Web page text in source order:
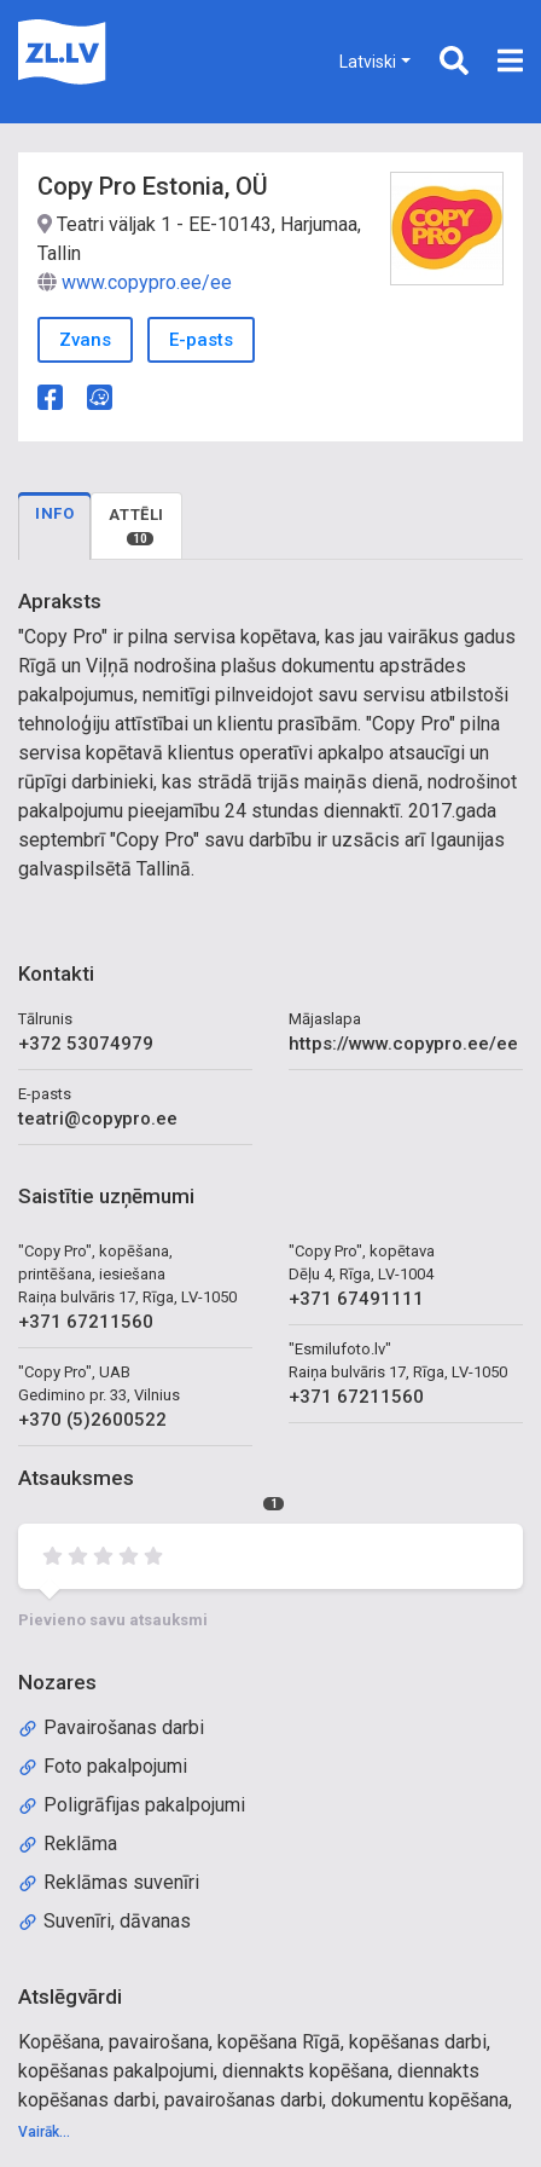
Latviski
Copy Pro Estonia, OÜ
Teatri väljak 1 - EE-10143, Harjumaa,
Tallin
www.copypro.ee/ee
Zvans E-pasts
INFO ATTĒLI
10
Apraksts
"Copy Pro" ir pilna servisa kopētava, kas jau vairākus gadus
Rīgā un Viļņā nodrošina plašus dokumentu apstrādes
pakalpojumus, nemitīgi pilnveidojot savu servisu atbilstoši
tehnoloģiju attīstībai un klientu prasībām. "Copy Pro" pilna
servisa kopētavā klientus operatīvi apkalpo atsaucīgi un
rūpīgi darbinieki, kas strādā trijās maiņās dienā, nodrošinot
pakalpojumu pieejamību 24 stundas diennaktī. 2017.gada
septembrī "Copy Pro" savu darbību ir uzsācis arī Igaunijas
galvaspilsētā Tallinā.
Kontakti
Tālrunis
+372 53074979
E-pasts
teatri@copypro.ee
Mājaslapa
https://www.copypro.ee/ee
Saistītie uzņēmumi
"Copy Pro", kopēšana,
printēšana, iesiešana
Raiņa bulvāris 17, Rīga, LV-1050
+371 67211560
"Copy Pro", UAB
Gedimino pr. 33, Vilnius
+370 (5)2600522
"Copy Pro", kopētava
Dēļu 4, Rīga, LV-1004
+371 67491111
"Esmilufoto.lv"
Raiņa bulvāris 17, Rīga, LV-1050
+371 67211560
Atsauksmes
1
Pievieno savu atsauksmi
Nozares
Pavairošanas darbi
Foto pakalpojumi
Poligrāfijas pakalpojumi
Reklāma
Reklāmas suvenīri
Suvenīri, dāvanas
Atslēgvārdi
Kopēšana, pavairošana, kopēšana Rīgā, kopēšanas darbi,
kopēšanas pakalpojumi, diennakts kopēšana, diennakts
kopēšanas darbi, pavairošanas darbi, dokumentu kopēšana,
lielformāta kopēšana, lielformāta melnbaltā kopēšana,
Vairāk...